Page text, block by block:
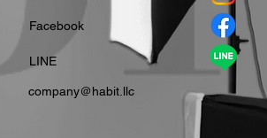
​Facebook
​LINE
company＠habit.llc